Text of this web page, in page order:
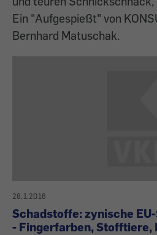
Ein "Aufgespießt" von
Bernhard Matuschak.
28.1.2016
Schadstoffe: zynische
- Fingerfarben, Stofftiere,